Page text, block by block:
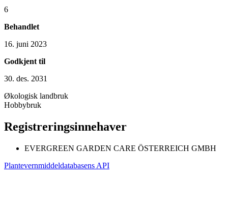
6
Behandlet
16. juni 2023
Godkjent til
30. des. 2031
Økologisk landbruk
Hobbybruk
Registreringsinnehaver
EVERGREEN GARDEN CARE ÖSTERREICH GMBH
Plantevernmiddeldatabasens API